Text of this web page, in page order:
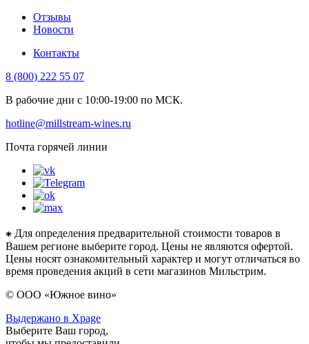
Отзывы
Новости
Контакты
8 (800) 222 55 07
В рабочие дни с 10:00-19:00 по МСК.
hotline@millstream-wines.ru
Почта горячей линии
⁕ Для определения предварительной стоимости товаров в
Вашем регионе выберите город. Цены не являются офертой.
Цены носят ознакомительный характер и могут отличаться во
время проведения акций в сети магазинов Мильстрим.
© ООО «Южное вино»
Выдержано в Xpage
Выберите Ваш город,